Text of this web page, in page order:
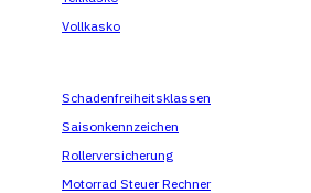
Vollkasko
Schadenfreiheitsklassen
Saisonkennzeichen
Rollerversicherung
Motorrad Steuer Rechner